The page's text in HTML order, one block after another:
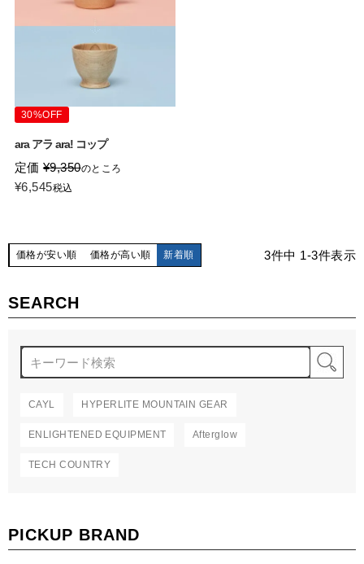
SEARCH
CAYL HYPERLITE MOUNTAIN GEAR
ENLIGHTENED EQUIPMENT Afterglow
TECH COUNTRY
PICKUP BRAND
30%OFF
ara アラ ara! コップ
定価 ¥9,350のところ
¥6,545税込
価格が安い順 価格が高い順 新着順 3件中 1-3件表示